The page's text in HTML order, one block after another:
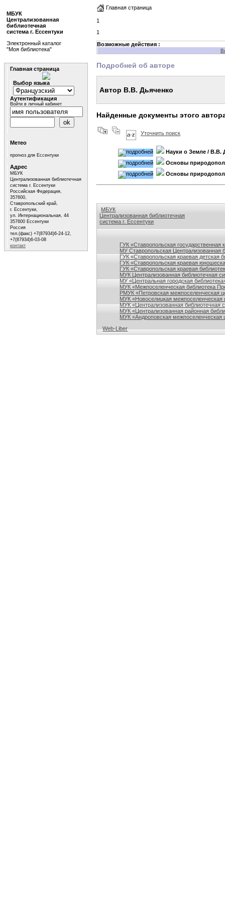
Главная страница
1
1
Возможные действия :
Подробней об авторе
Автор В.В. Дьяченко
Найденные документы этого
Уточнить поиск
Науки о Земле / В.В.
Основы
Основы
МБУК
Централизованная библиотечная
система г. Ессентуки
ГУК «Ставропольская
МУ Ставропольская Централизованная
ГУК «Ставропольская краевая детская
ГУК «Ставропольская краевая
ГУК «Ставропольская краевая
МУК Централизованная библиотечная
МУ «Центральная городская
МУК «Межпоселенческая библиотека
РМУК «Петровская межпоселенческая
МУК «Новоселицкая межпоселенческая
МУК «Централизованная библиотечная
МУК «Централизованная районная
МУК «Андроповская межпоселенческая
Web-Liber
МБУК
Централизованная
библиотечная
система г. Ессентуки
Электронный каталог
"Моя библиотека"
Главная страница
Выбор языка
Аутентификация
Войти в личный кабинет
Метео
прогноз для Ессентуки
Адрес
МБУК
Централизованная библиотечная
система г. Ессентуки
Российская Федерация,
357600,
Ставропольский край,
г. Ессентуки,
ул. Интернациональная, 44
357600 Ессентуки
Россия
тел.(факс) +7(87934)6-24-12,
+7(87934)6-03-08
контакт